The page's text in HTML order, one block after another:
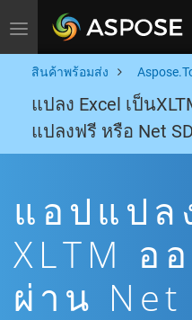
Toggle navigation
สินค้าพร้อมส่ง
แปลง Excel เป็น
แปลงฟรี หรือ Net
แอปแปล
XLTM อ
ผ่าน Net